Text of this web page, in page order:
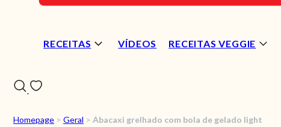
RECEITAS VÍDEOS RECEITAS VEGGIE
Homepage > Geral > Abacaxi grelhado com bola de gelado light